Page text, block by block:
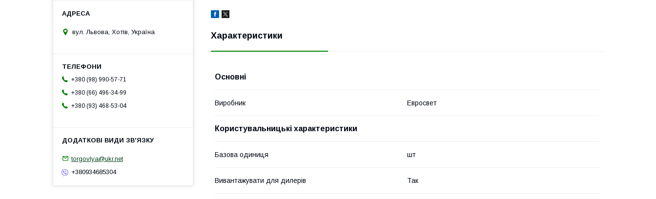
Характеристики
Основні
Виробник Евросвет
Користувальницькі характеристики
Базова одиниця шт
Вивантажувати для дилерів Так
вул. Львова, Хотів, Україна
+380 (98) 990-57-71
+380 (66) 496-34-99
+380 (93) 468-53-04
torgovlya@ukr.net
+380934685304